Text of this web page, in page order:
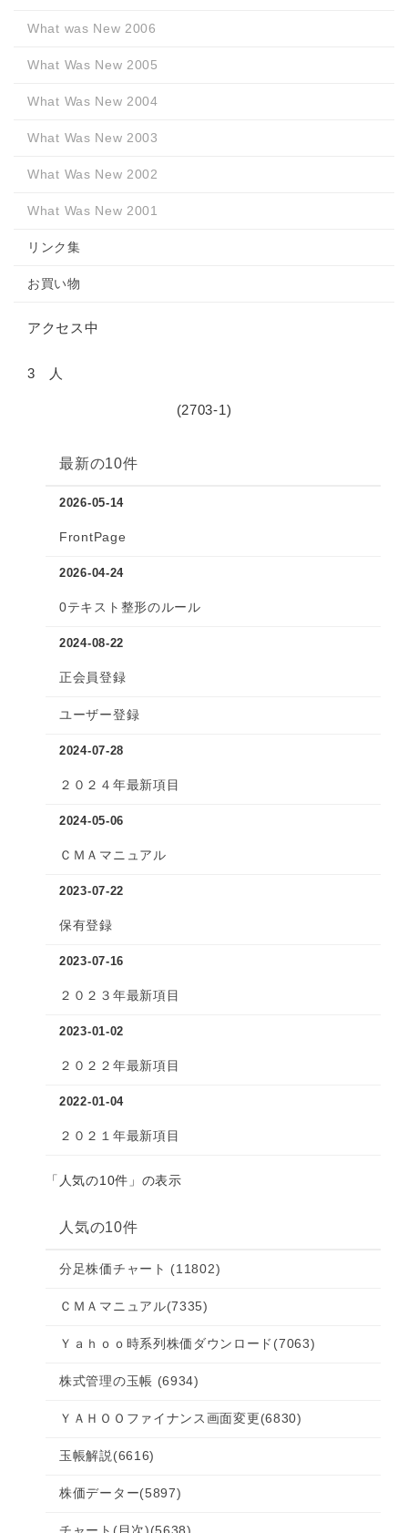
What was New 2006
What Was New 2005
What Was New 2004
What Was New 2003
What Was New 2002
What Was New 2001
リンク集
お買い物
アクセス中
3 人
(2703-1)
最新の10件
2026-05-14
FrontPage
2026-04-24
0テキスト整形のルール
2024-08-22
正会員登録
ユーザー登録
2024-07-28
２０２４年最新項目
2024-05-06
ＣＭＡマニュアル
2023-07-22
保有登録
2023-07-16
２０２３年最新項目
2023-01-02
２０２２年最新項目
2022-01-04
２０２１年最新項目
「人気の10件」の表示
人気の10件
分足株価チャート (11802)
ＣＭＡマニュアル(7335)
Ｙａｈｏｏ時系列株価ダウンロード (7063)
株式管理の玉帳 (6934)
ＹＡＨＯＯファイナンス画面変更(6830)
玉帳解説 (6616)
株価データー(5897)